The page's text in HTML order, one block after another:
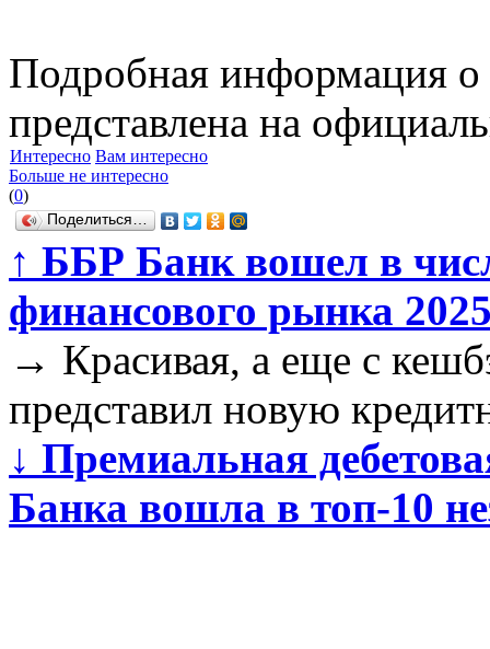
Подробная информация
представлена на
Интересно Вам интересно
Больше не интересно
(0)
Поделиться…
↑ ББР Банк вошел в
финансового рынка
→ Красивая, а еще с
представил новую
↓ Премиальная
Банка вошла в топ-10